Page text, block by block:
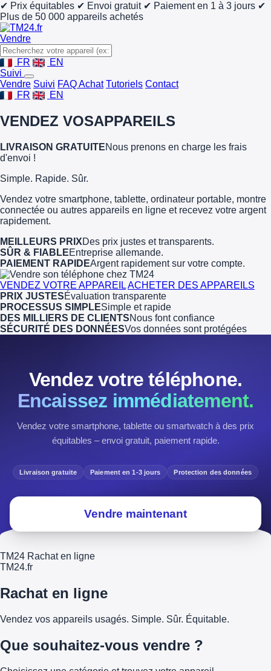
✔ Prix équitables ✔ Envoi gratuit ✔ Paiement en 1 à 3 jours ✔
Plus de 50 000 appareils achetés
Vendre
FR
EN
Suivi
Vendre Suivi FAQ Achat Tutoriels Contact
FR
EN
VENDEZ VOSAPPAREILS
LIVRAISON GRATUITENous prenons en charge les frais
d'envoi !
Simple. Rapide. Sûr.
Vendez votre smartphone, tablette, ordinateur portable, montre
connectée ou autres appareils en ligne et recevez votre argent
rapidement.
MEILLEURS PRIXDes prix justes et transparents.
SÛR & FIABLEEntreprise allemande.
PAIEMENT RAPIDEArgent rapidement sur votre compte.
VENDEZ VOTRE APPAREILACHETER DES APPAREILS
PRIX JUSTESÉvaluation transparente
PROCESSUS SIMPLESimple et rapide
DES MILLIERS DE CLIENTSNous font confiance
SÉCURITÉ DES DONNÉESVos données sont protégées
Vendez votre téléphone.
Encaissez immédiatement.
Vendez votre smartphone, tablette ou smartwatch à des prix
équitables – envoi gratuit, paiement rapide.
Livraison gratuite Paiement en 1-3 jours Protection des données
Vendre maintenant
TM24 Rachat en ligne
TM24.fr
Rachat en ligne
Vendez vos appareils usagés. Simple. Sûr. Équitable.
Que souhaitez-vous vendre ?